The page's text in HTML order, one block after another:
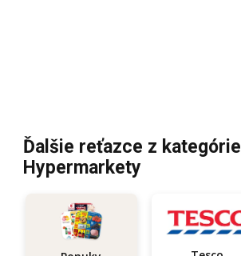
Ďalšie reťazce z kategórie
Hypermarkety